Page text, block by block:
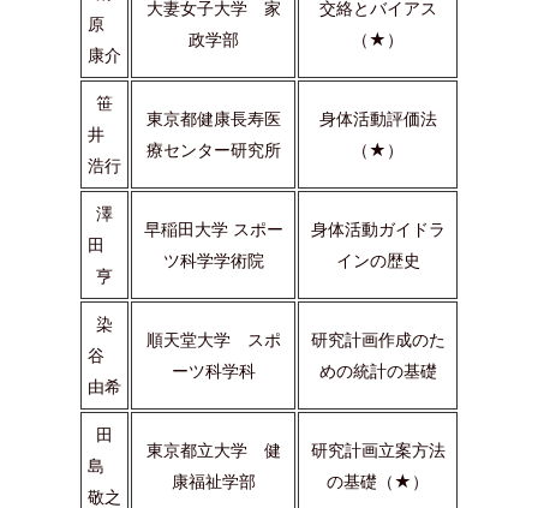
原
康介
大妻女子大学 家
政学部
交絡とバイアス
（★）
笹
井
浩行
東京都健康長寿医
療センター研究所
身体活動評価法
（★）
澤
田
亨
早稲田大学 スポー
ツ科学学術院
身体活動ガイドラ
インの歴史
染
谷
由希
順天堂大学 スポ
ーツ科学科
研究計画作成のた
めの統計の基礎
田
島
敬之
東京都立大学 健
康福祉学部
研究計画立案方法
の基礎（★）